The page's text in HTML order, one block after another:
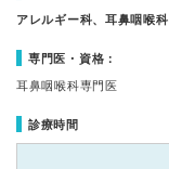
アレルギー科、耳鼻咽喉科
専門医・資格：
耳鼻咽喉科専門医
診療時間